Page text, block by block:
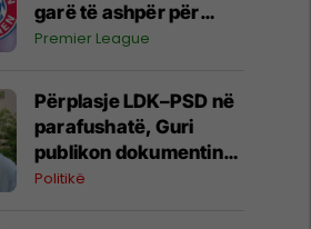
garë të ashpër për
Arijon Ibrahimovicin
Premier League
Përplasje LDK–PSD në
parafushatë, Guri
publikon dokumentin
dhe akuzon PSD-në
Politikë